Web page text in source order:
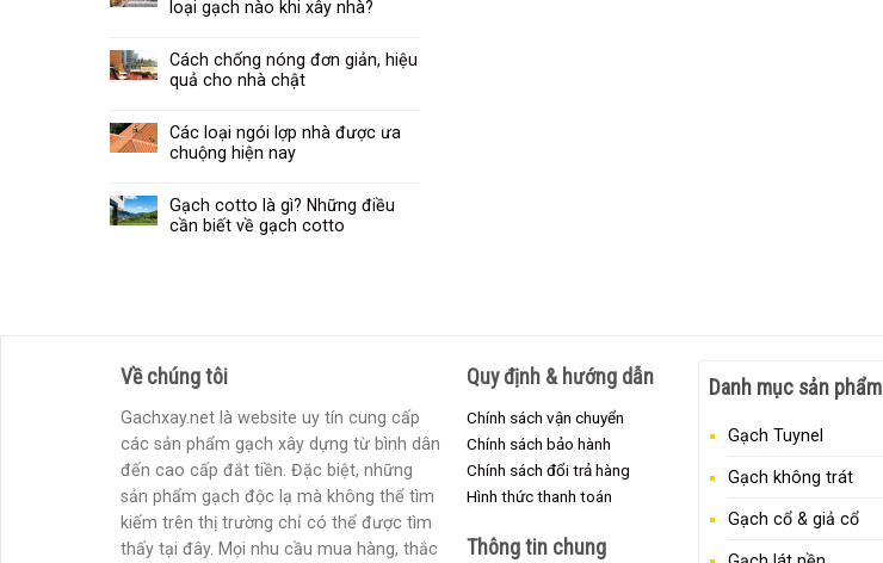
loại gạch nào khi xây nhà?
Cách chống nóng đơn giản, hiệu
quả cho nhà chật
Các loại ngói lợp nhà được ưa
chuộng hiện nay
Gạch cotto là gì? Những điều
cần biết về gạch cotto
Về chúng tôi
Gachxay.net là website uy tín cung cấp
các sản phẩm gạch xây dựng từ bình dân
đến cao cấp đắt tiền. Đặc biệt, những
sản phẩm gạch độc lạ mà không thể tìm
kiếm trên thị trường chỉ có thể được tìm
thấy tại đây. Mọi nhu cầu mua hàng, thắc
Quy định & hướng dẫn
Chính sách vận chuyển
Chính sách bảo hành
Chính sách đổi trả hàng
Hình thức thanh toán
Thông tin chung
Danh mục sản phẩm
Gạch Tuynel
Gạch không trát
Gạch cổ & giả cổ